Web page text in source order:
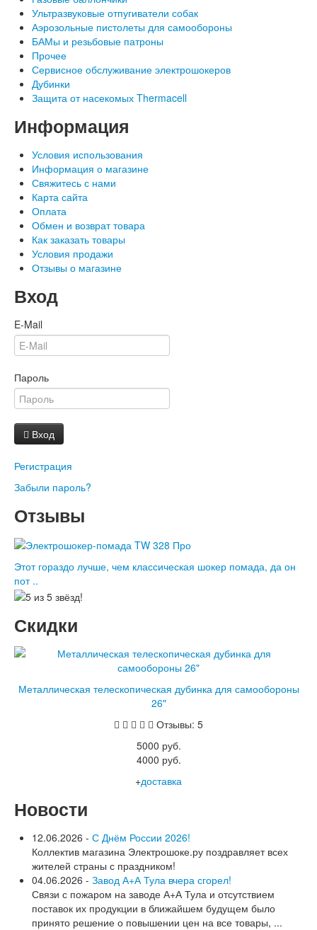
Ультразвуковые отпугиватели собак
Аэрозольные пистолеты для самообороны
БАМы и резьбовые патроны
Прочее
Сервисное обслуживание электрошокеров
Дубинки
Защита от насекомых Thermacell
Информация
Условия использования
Информация о магазине
Свяжитесь с нами
Карта сайта
Оплата
Обмен и возврат товара
Как заказать товары
Условия продажи
Отзывы о магазине
Вход
E-Mail
Пароль
Вход
Регистрация
Забыли пароль?
Отзывы
Этот гораздо лучше, чем классическая шокер помада, да он
пот ..
Скидки
Металлическая телескопическая дубинка для самообороны
26"
Отзывы: 5
5000 руб.
4000 руб.
+доставка
Новости
12.06.2026 - С Днём России 2026!
Коллектив магазина Электрошоке.ру поздравляет всех
жителей страны с праздником!
04.06.2026 - Завод А+А Тула вчера сгорел!
Связи с пожаром на заводе А+А Тула и отсутствием
поставок их продукции в ближайшем будущем было
принято решение о повышении цен на все товары, ...